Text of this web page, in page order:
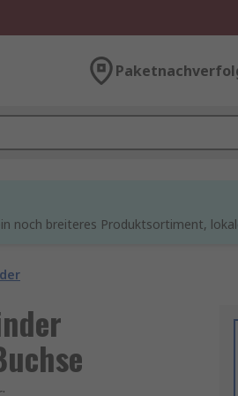
noch breiteres Produktsortiment,